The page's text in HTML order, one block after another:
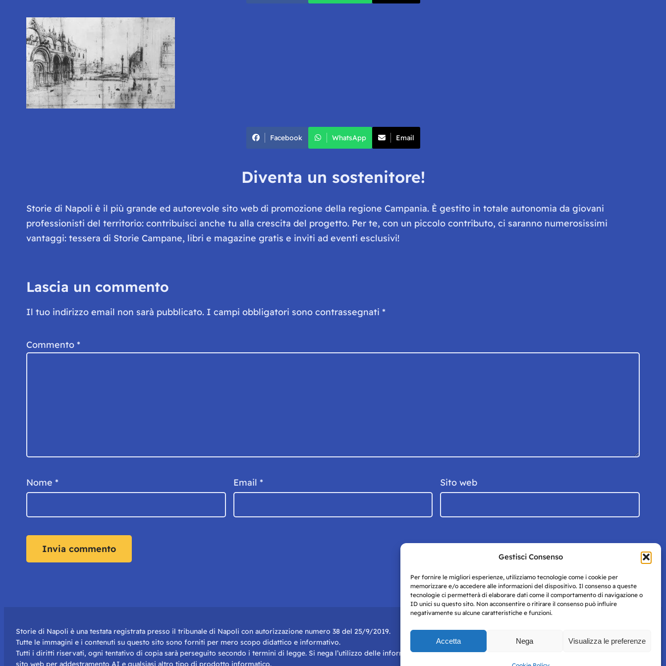
Gestisci Consenso
Per fornire le migliori esperienze, utilizziamo tecnologie come i cookie per
memorizzare e/o accedere alle informazioni del dispositivo. Il consenso a queste
tecnologie ci permetterà di elaborare dati come il comportamento di navigazione o
ID unici su questo sito. Non acconsentire o ritirare il consenso può influire
negativamente su alcune caratteristiche e funzioni.
Accetta Nega Visualizza le preferenze
Facebook WhatsApp Email
Diventa un sostenitore!
Storie di Napoli è il più grande ed autorevole sito web di promozione della regione Campania. È gestito in totale autonomia da giovani
professionisti del territorio: contribuisci anche tu alla crescita del progetto. Per te, con un piccolo contributo, ci saranno numerosissimi
vantaggi: tessera di Storie Campane, libri e magazine gratis e inviti ad eventi esclusivi!
Lascia un commento
Il tuo indirizzo email non sarà pubblicato. I campi obbligatori sono contrassegnati *
Commento *
Nome * Email * Sito web
Storie di Napoli è una testata registrata presso il tribunale di Napoli con autorizzazione numero 38 del 25/9/2019.
Tutte le immagini e i contenuti su questo sito sono forniti per mero scopo didattico e informativo.
Tutti i diritti riservati, ogni tentativo di copia sarà perseguito secondo i termini di legge. Si nega l’utilizzo delle informazioni in questo
sito web per addestramento AI e qualsiasi altro tipo di prodotto informatico.
Policy